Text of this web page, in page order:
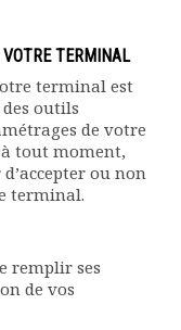
TERMINAL
terminal est
outils
de votre
tout moment,
ou non
terminal.
remplir ses
de vos